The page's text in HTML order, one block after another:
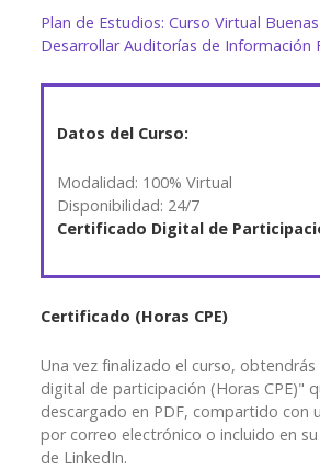
Plan de Estudios: Curso Virtual
Desarrollar Auditorías de Información
Datos del Curso:
Modalidad: 100% Virtual
Disponibilidad: 24/7
Certificado Digital de
Certificado (Horas CPE)
Una vez finalizado el curso,
digital de participación (Horas CPE)"
descargado en PDF, compartido con
por correo electrónico o incluido en
de LinkedIn.